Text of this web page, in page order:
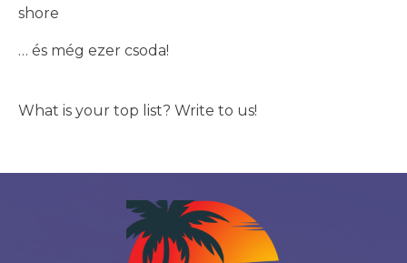
shore
… és még ezer csoda!
What is your top list? Write to us!